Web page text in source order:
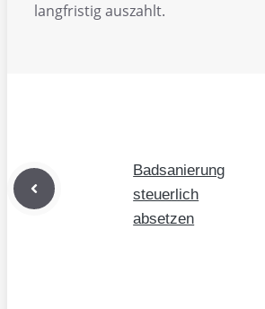
langfristig auszahlt.
Badsanierung
steuerlich
absetzen